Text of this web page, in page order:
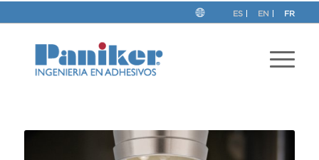
ES EN FR